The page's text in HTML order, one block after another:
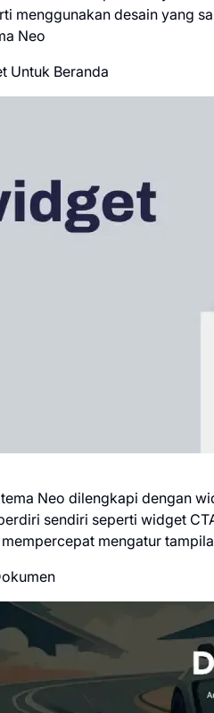
menggunakan desain yang
Neo
Untuk Beranda
Neo dilengkapi dengan
sendiri seperti widget
mengatur